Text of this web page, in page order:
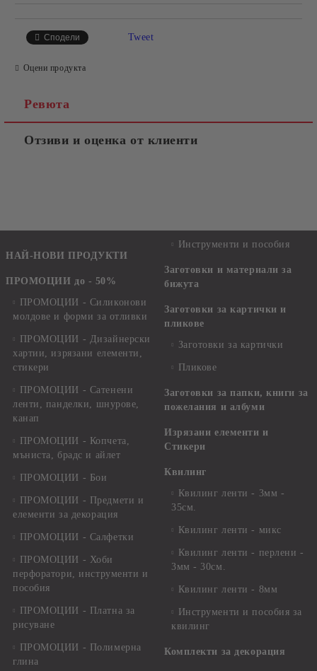
Сподели Tweet
Оцени продукта
Ревюта
Отзиви и оценка от клиенти
НАЙ-НОВИ ПРОДУКТИ
ПРОМОЦИИ до - 50%
ПРОМОЦИИ - Силиконови
молдове и форми за отливки
ПРОМОЦИИ - Дизайнерски
хартии, изрязани елементи,
стикери
ПРОМОЦИИ - Сатенени
ленти, панделки, шнурове,
канап
ПРОМОЦИИ - Копчета,
мъниста, брадс и айлет
ПРОМОЦИИ - Бои
ПРОМОЦИИ - Предмети и
елементи за декорация
ПРОМОЦИИ - Салфетки
ПРОМОЦИИ - Хоби
перфоратори, инструменти и
пособия
ПРОМОЦИИ - Платна за
рисуване
ПРОМОЦИИ - Полимерна
глина
Инструменти и пособия
Заготовки и материали за
бижута
Заготовки за картички и
пликове
Заготовки за картички
Пликове
Заготовки за папки, книги за
пожелания и албуми
Изрязани елементи и
Стикери
Квилинг
Квилинг ленти - 3мм -
35см.
Квилинг ленти - микс
Квилинг ленти - перлени -
3мм - 30см.
Квилинг ленти - 8мм
Инструменти и пособия за
квилинг
Комплекти за декорация